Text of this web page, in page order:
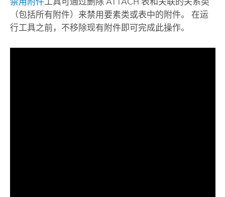
（包括所有附件）来禁用要素类或表中的附件。 在运
行工具之前，不移除现有附件即可完成此操作。